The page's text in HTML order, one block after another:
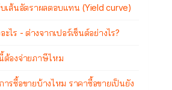
เส้นอัตราผลตอบแทน (Yield curve)
ะไร - ต่างจากเปอร์เซ็นต์อย่างไร?
ต้องจ่ายภาษีไหม
รซื้อขายบ้างไหม ราคาซื้อขายเป็นยัง